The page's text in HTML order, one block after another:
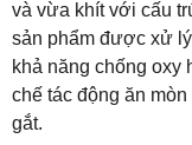
và vừa khít với cấu
sản phẩm được xử
khả năng chống oxy
chế tác động ăn
gắt.